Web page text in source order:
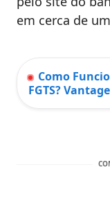
em cerca de
Como
FGTS?